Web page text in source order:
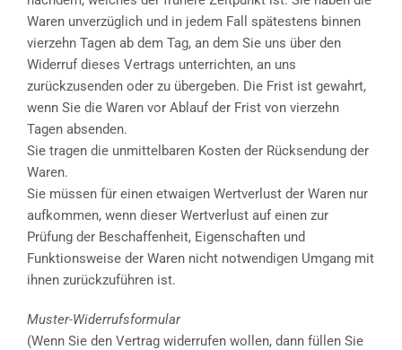
Waren unverzüglich und in jedem Fall spätestens binnen
vierzehn Tagen ab dem Tag, an dem Sie uns über den
Widerruf dieses Vertrags unterrichten, an uns
zurückzusenden oder zu übergeben. Die Frist ist gewahrt,
wenn Sie die Waren vor Ablauf der Frist von vierzehn
Tagen absenden.
Sie tragen die unmittelbaren Kosten der Rücksendung der
Waren.
Sie müssen für einen etwaigen Wertverlust der Waren nur
aufkommen, wenn dieser Wertverlust auf einen zur
Prüfung der Beschaffenheit, Eigenschaften und
Funktionsweise der Waren nicht notwendigen Umgang mit
ihnen zurückzuführen ist.
Muster-Widerrufsformular
(Wenn Sie den Vertrag widerrufen wollen, dann füllen Sie